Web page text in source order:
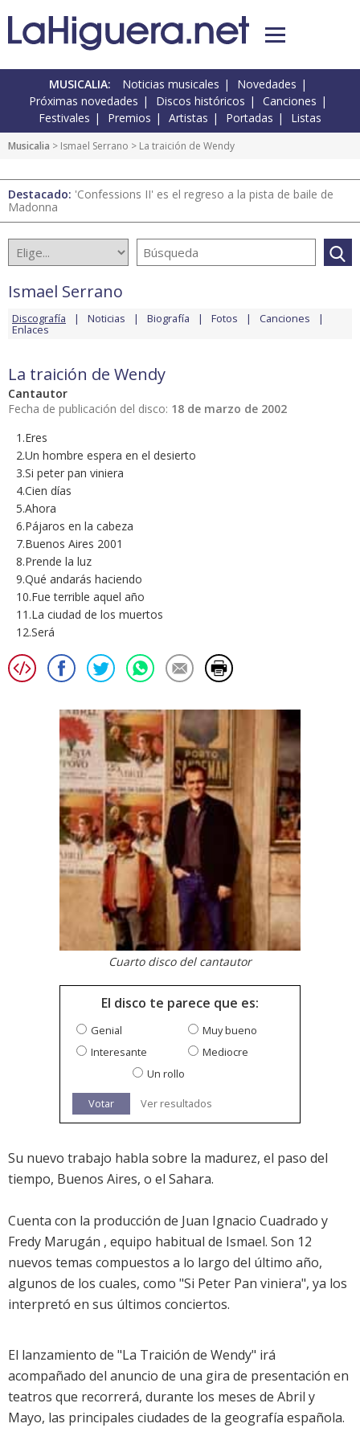
MUSICALIA: Noticias musicales
Novedades
Próximas novedades
Discos históricos
Canciones
Festivales
Premios Artistas Portadas Listas
Musicalia > Ismael Serrano > La traición de Wendy
Destacado: 'Confessions II' es el regreso a la pista de baile de
Madonna
Ismael Serrano
Discografía Noticias Biografía Fotos Canciones
Enlaces
La traición de Wendy
Cantautor
Fecha de publicación del disco: 18 de marzo de 2002
1.Eres
2.Un hombre espera en el desierto
3.Si peter pan viniera
4.Cien días
5.Ahora
6.Pájaros en la cabeza
7.Buenos Aires 2001
8.Prende la luz
9.Qué andarás haciendo
10.Fue terrible aquel año
11.La ciudad de los muertos
12.Será
Cuarto disco del cantautor
El disco te parece que es:
Genial
Muy bueno
Interesante
Mediocre
Un rollo
Votar Ver resultados
Su nuevo trabajo habla sobre la madurez, el paso del
tiempo, Buenos Aires, o el Sahara.
Cuenta con la producción de Juan Ignacio Cuadrado y
Fredy Marugán , equipo habitual de Ismael. Son 12
nuevos temas compuestos a lo largo del último año,
algunos de los cuales, como "Si Peter Pan viniera", ya los
interpretó en sus últimos conciertos.
El lanzamiento de "La Traición de Wendy" irá
acompañado del anuncio de una gira de presentación en
teatros que recorrerá, durante los meses de Abril y
Mayo, las principales ciudades de la geografía española.